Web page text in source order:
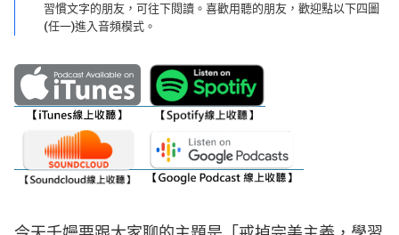
習慣文字的朋友，可往下閱讀。喜歡用聽的朋友，歡迎點以下四圖
(任一)進入音頻模式。